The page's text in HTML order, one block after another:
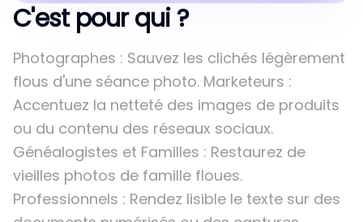
C'est pour qui ?
Photographes : Sauvez les clichés légèrement
flous d'une séance photo. Marketeurs :
Accentuez la netteté des images de produits
ou du contenu des réseaux sociaux.
Généalogistes et Familles : Restaurez de
vieilles photos de famille floues.
Professionnels : Rendez lisible le texte sur des